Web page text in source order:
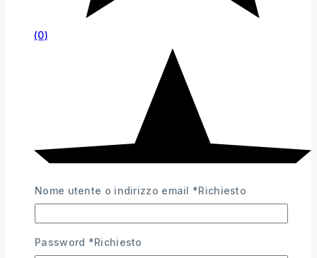
(0)
Nome utente o indirizzo email *Richiesto
Password *Richiesto